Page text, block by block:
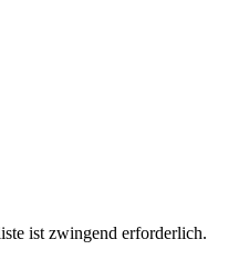
ist zwingend erforderlich.